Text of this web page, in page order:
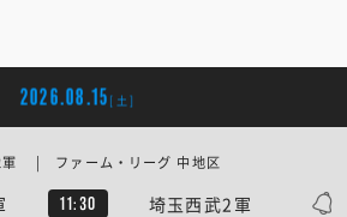
2026.08.15 [土]
11:30 埼玉西武2軍
軍 | ファーム・リーグ 中地区